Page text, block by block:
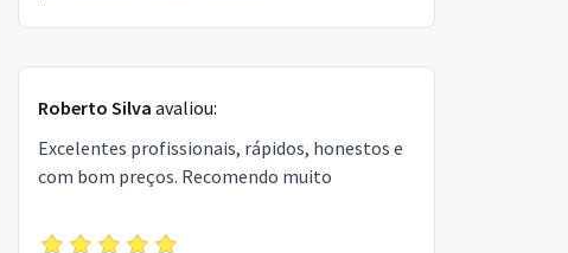
Roberto Silva avaliou:
Excelentes profissionais, rápidos, honestos e
com bom preços. Recomendo muito